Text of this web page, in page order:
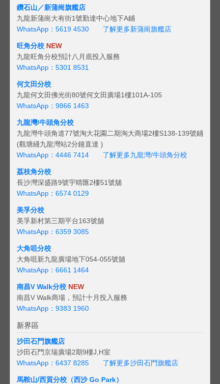
鑽石山／新蒲崗旗艦店
九龍新蒲崗大有街1號勤達中心地下A鋪
WhatsApp：5619 4530
了解更多新蒲崗旗艦店
旺角分校 NEW
九龍旺角分校預計八月底投入服務
WhatsApp：5301 8531
何文田分校
九龍何文田佛光街80號何文田廣場1樓101A-105
WhatsApp：9866 1463
九龍灣/牛頭角分校
九龍灣牛頭角道77號淘大花園二期淘大商場2樓S138-139號鋪
(觀塘綫九龍灣站2分鐘直達 )
WhatsApp：4446 7414
了解更多九龍灣/牛頭角分校
荔枝角分校
長沙灣深盛路9號宇晴匯2樓51號舖
WhatsApp：6574 0129
美孚分校
美孚新村第三期平台163號舖
WhatsApp：6359 3085
大角咀分校
大角咀新九龍廣場地下054-055號舖
WhatsApp：6661 1464
南昌V Walk分校 NEW
南昌V Walk商場，預計十月投入服務
WhatsApp：9383 1960
新界區
沙田石門旗艦店
沙田石門京瑞廣場2期9樓J,H室
WhatsApp：6437 8285
了解更多沙田石門旗艦店
馬鞍山/西貢分校（西沙 Go Park）